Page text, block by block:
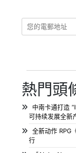
熱門頭
中南卡通打造
可持续发展全新
全新动作 RPG
行